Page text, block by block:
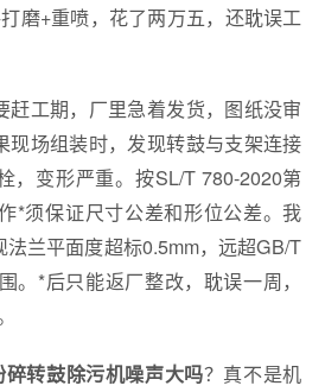
磨+重喷，花了两万五，还耽误工
赶工期，厂里急着发货，图纸没审
现场组装时，发现转鼓与支架连接
，变形严重。按SL/T 780-2020第
*须保证尺寸公差和形位公差。我
兰平面度超标0.5mm，远超GB/T
。*后只能返厂整改，耽误一周，
碎转鼓除污机噪声大吗？真不是机